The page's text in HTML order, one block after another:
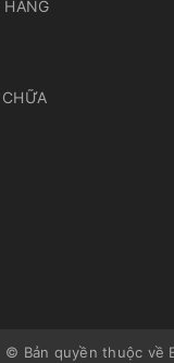
HÀNG
© Bản quyền thuộc về